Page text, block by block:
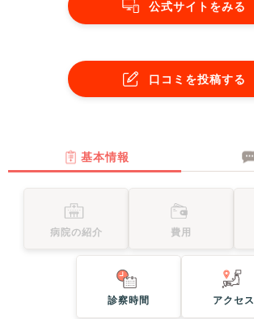
公式サイトをみる
口コミを投稿する
基本情報
病院の紹介 費用
診察時間 アクセス